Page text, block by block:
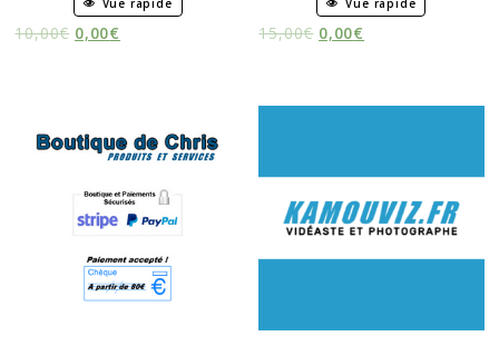
Vue rapide
10,00€ 0,00€
Vue rapide
15,00€ 0,00€